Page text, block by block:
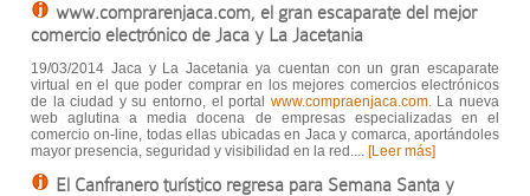
www.comprarenjaca.com, el gran escaparate del mejor
comercio electrónico de Jaca y La Jacetania
19/03/2014 Jaca y La Jacetania ya cuentan con un gran escaparate
virtual en el que poder comprar en los mejores comercios electrónicos
de la ciudad y su entorno, el portal www.compraenjaca.com.La nueva
web aglutina a media docena de empresas especializadas en el
comercio on-line, todas ellas ubicadas en Jaca y comarca, aportándoles
mayor presencia, seguridad y visibilidad en la red.... [Leer más]
El Canfranero turístico regresa para Semana Santa y